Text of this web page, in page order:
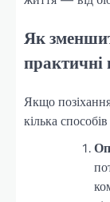
Як
практичні
Якщо
кілька